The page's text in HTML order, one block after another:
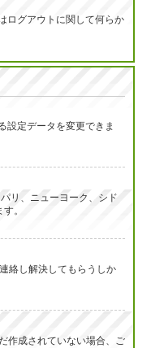
ログアウトに関して何らか
設定データを変更できま
リ、ニューヨーク、シド
。
絡し解決してもらうしか
作成されていない場合、ご